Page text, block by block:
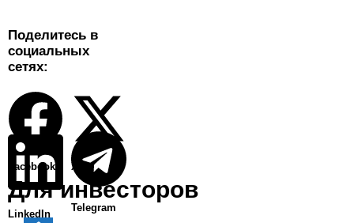
Поделитесь в
социальных
сетях:
Facebook X
LinkedIn
Telegram
Для инвесторов